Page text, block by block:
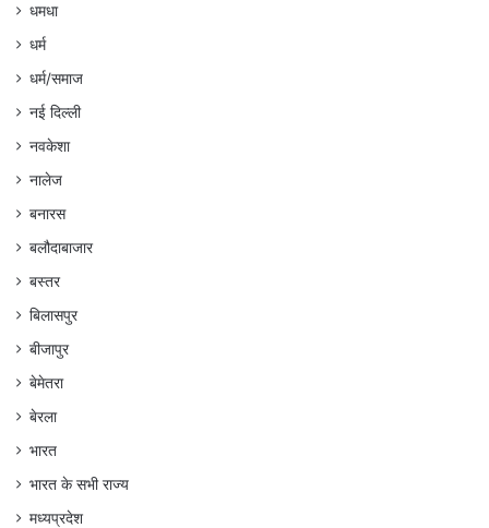
धमधा
धर्म
धर्म/समाज
नई दिल्ली
नवकेशा
नालेज
बनारस
बलौदाबाजार
बस्तर
बिलासपुर
बीजापुर
बेमेतरा
बेरला
भारत
भारत के सभी राज्य
मध्यप्रदेश